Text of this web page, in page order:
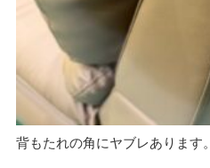
背もたれの角にヤブレあります。